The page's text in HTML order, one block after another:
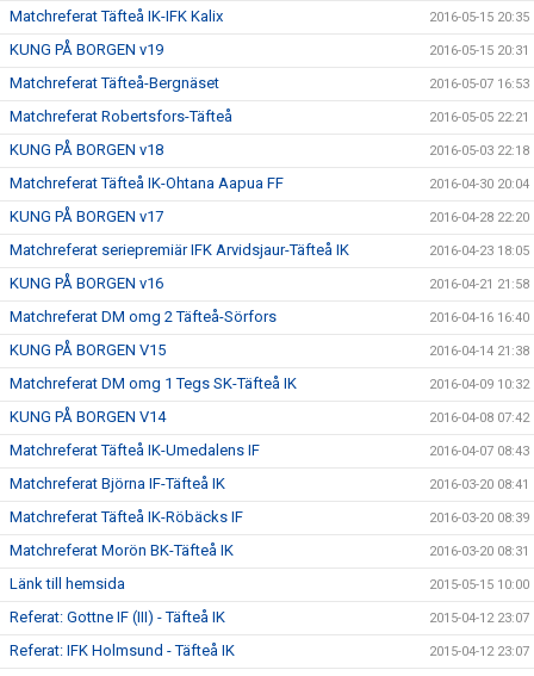
Matchreferat Täfteå IK-IFK Kalix 2016-05-15 20:35
KUNG PÅ BORGEN v19 2016-05-15 20:31
Matchreferat Täfteå-Bergnäset 2016-05-07 16:53
Matchreferat Robertsfors-Täfteå 2016-05-05 22:21
KUNG PÅ BORGEN v18 2016-05-03 22:18
Matchreferat Täfteå IK-Ohtana Aapua FF 2016-04-30 20:04
KUNG PÅ BORGEN v17 2016-04-28 22:20
Matchreferat seriepremiär IFK Arvidsjaur-Täfteå IK 2016-04-23 18:05
KUNG PÅ BORGEN v16 2016-04-21 21:58
Matchreferat DM omg 2 Täfteå-Sörfors 2016-04-16 16:40
KUNG PÅ BORGEN V15 2016-04-14 21:38
Matchreferat DM omg 1 Tegs SK-Täfteå IK 2016-04-09 10:32
KUNG PÅ BORGEN V14 2016-04-08 07:42
Matchreferat Täfteå IK-Umedalens IF 2016-04-07 08:43
Matchreferat Björna IF-Täfteå IK 2016-03-20 08:41
Matchreferat Täfteå IK-Röbäcks IF 2016-03-20 08:39
Matchreferat Morön BK-Täfteå IK 2016-03-20 08:31
Länk till hemsida 2015-05-15 10:00
Referat: Gottne IF (III) - Täfteå IK 2015-04-12 23:07
Referat: IFK Holmsund - Täfteå IK 2015-04-12 23:07